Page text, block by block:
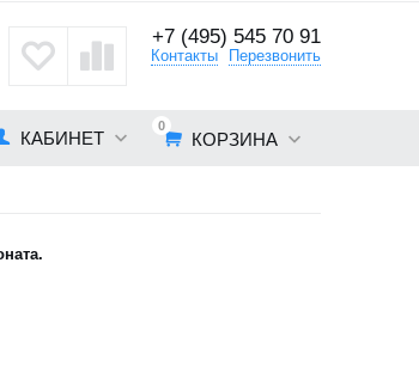
+7 (495) 545 70 91
Контакты Перезвонить
0
КОРЗИНА
КАБИНЕТ